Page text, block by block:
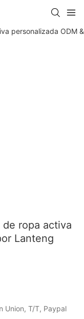
ropa activa
Lanteng
Union, T/T, Paypal